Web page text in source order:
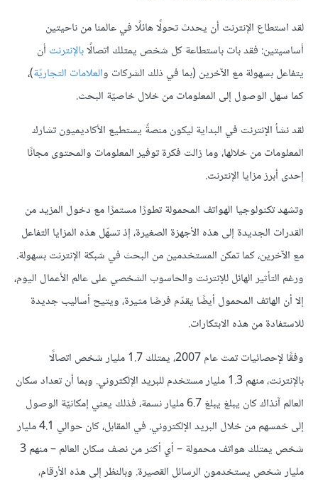
لقد استطاع الإنترنت أن يحدث تحولًا هائلًا في عالمنا من ناحيتين
أساسيتين: فقد بات باستطاعة كل شخص يمتلك اتصالًابالإنترنت أن
يتفاعل بسهولة مع الآخرين (بما في ذلك الشركات والعلامات التجاريّة)،
كما سهل الوصول إلى المعلومات من خلال خاصيّة البحث.
لقد نشأ الإنترنت في البداية ليكون منصةً يستطيع الأكاديميون تشارك
المعلومات من خلالها، وما زالت فكرة توفير المعلومات والمحتوى مجانًا
إحدى أبرز مزايا الإنترنت.
وتشهد تكنولوجيا الهواتف المحمولة تطورًا مستمرًا مع دخول المزيد من
القدرات الجديدة إلى هذه الأجهزة الصغيرة، إذ تسهّل هذه المزايا التفاعل
مع الآخرين، كما تمكن المستخدمين من البحث في شبكة الإنترنت بسهولة.
ورغم التأثير الهائل للإنترنت والحاسوب الشخصي على عالم الأعمال اليوم،
إلا أن الهاتف المحمول أيضًا يقدّم فرصًا مثيرة، ويتيح أساليب جديدة
للاستفادة من هذه الابتكارات.
وفقًا لإحصائيات تمت عام 2007، يمتلك 1.7 مليار شخص اتصالًا
بالإنترنت، منهم 1.3 مليار مستخدم للبريد الإلكتروني. وبما أن تعداد سكان
العالم آنذاك كان يبلغ يبلغ 6.7 مليار نسمة، فذلك يعني إمكانيّة الوصول
إلى خمسهم من خلال البريد الإلكتروني. في المقابل، كان حوالي 4.1 مليار
شخص يمتلك هواتف محمولة – أي أكثر من نصف سكان العالم – منهم 3
مليار شخص يستخدمون الرسائل القصيرة. وبالنظر إلى هذه الأرقام،